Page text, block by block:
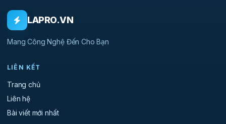
LAPRO.VN
Mang Công Nghệ Đến Cho Bạn
LIÊN KẾT
Trang chủ
Liên hệ
Bài viết mới nhất